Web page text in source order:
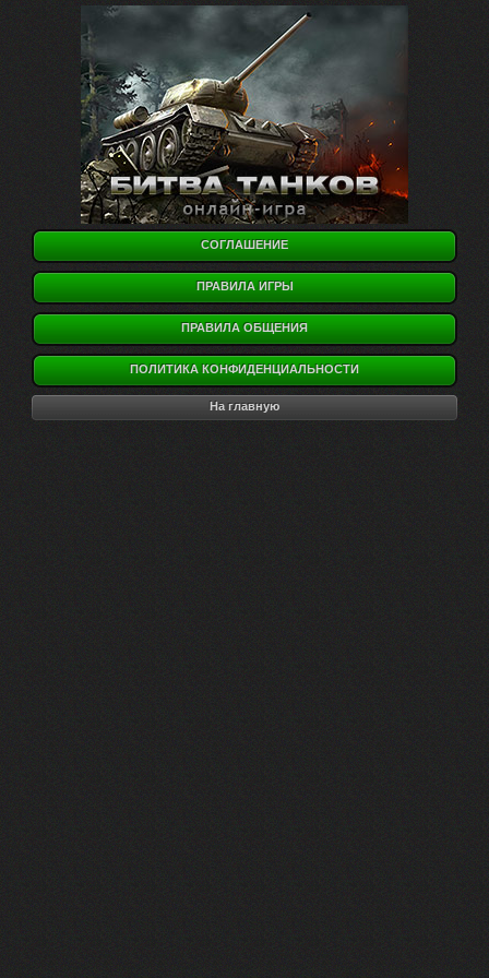
СОГЛАШЕНИЕ
ПРАВИЛА ИГРЫ
ПРАВИЛА ОБЩЕНИЯ
ПОЛИТИКА КОНФИДЕНЦИАЛЬНОСТИ
На главную